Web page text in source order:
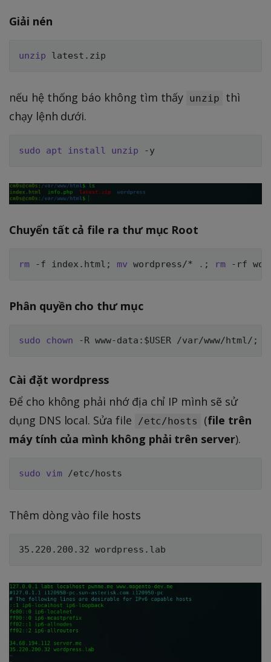
Giải nén
unzip
nếu hệ thống báo không tìm thấy unzip
thì
chạy lệnh dưới.
sudo apt install unzip
Chuyển tất cả file ra thư mục Root
rm -f index.html ; mv wordpress/* . ; rm
Phân quyền cho thư mục
sudo chown -R www-data: $USER /var/www/html/ ;
Cài đặt wordpress
Để cho không phải nhớ địa chỉ IP mình sẽ sử
dụng DNS local. Sửa file
/etc/hosts (file trên
máy tính của mình không phải trên server).
sudo vim
Thêm dòng vào file hosts